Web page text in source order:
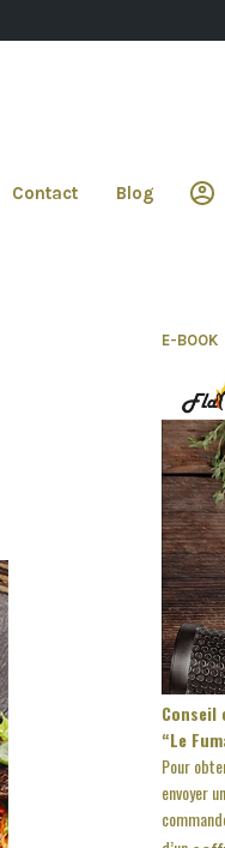
Contact Blog
E-BOOK
Conseil
“Le
Pour
envoyer